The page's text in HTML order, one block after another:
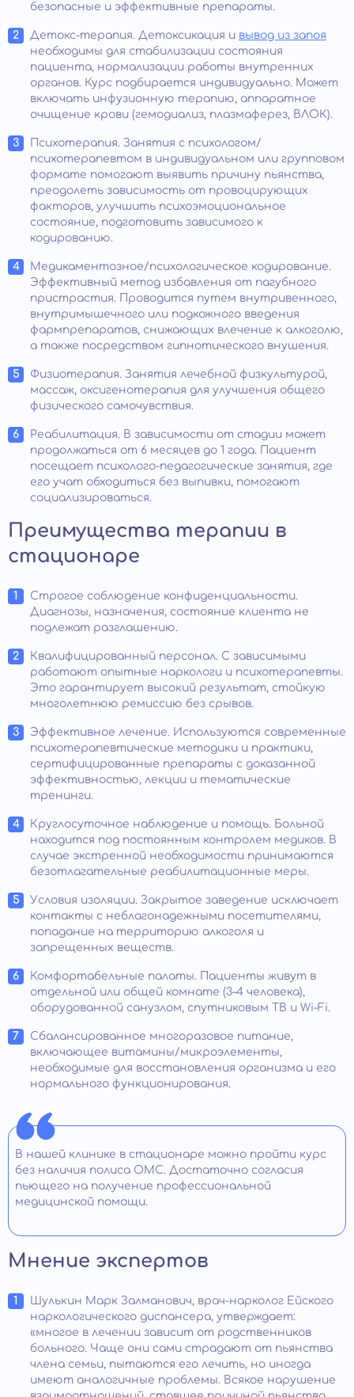
безопасные и эффективные препараты.
Детокс-терапия. Детоксикация и вывод из запоя
необходимы для стабилизации состояния
пациента, нормализации работы внутренних
органов. Курс подбирается индивидуально. Может
включать инфузионную терапию, аппаратное
очищение крови (гемодиализ, плазмаферез, ВЛОК).
Психотерапия. Занятия с психологом/
психотерапевтом в индивидуальном или групповом
формате помогают выявить причину пьянства,
преодолеть зависимость от провоцирующих
факторов, улучшить психоэмоциональное
состояние, подготовить зависимого к
кодированию.
Медикаментозное/психологическое кодирование.
Эффективный метод избавления от пагубного
пристрастия. Проводится путем внутривенного,
внутримышечного или подкожного введения
фармпрепаратов, снижающих влечение к алкоголю,
а также посредством гипнотического внушения.
Физиотерапия. Занятия лечебной физкультурой,
массаж, оксигенотерапия для улучшения общего
физического самочувствия.
Реабилитация. В зависимости от стадии может
продолжаться от 6 месяцев до 1 года. Пациент
посещает психолого-педагогические занятия, где
его учат обходиться без выпивки, помогают
социализироваться.
Преимущества терапии в
стационаре
Строгое соблюдение конфиденциальности.
Диагнозы, назначения, состояние клиента не
подлежат разглашению.
Квалифицированный персонал. С зависимыми
работают опытные наркологи и психотерапевты.
Это гарантирует высокий результат, стойкую
многолетнюю ремиссию без срывов.
Эффективное лечение. Используются современные
психотерапевтические методики и практики,
сертифицированные препараты с доказанной
эффективностью, лекции и тематические
тренинги.
Круглосуточное наблюдение и помощь. Больной
находится под постоянным контролем медиков. В
случае экстренной необходимости принимаются
безотлагательные реабилитационные меры.
Условия изоляции. Закрытое заведение исключает
контакты с неблагонадежными посетителями,
попадание на территорию алкоголя и
запрещенных веществ.
Комфортабельные палаты. Пациенты живут в
отдельной или общей комнате (3–4 человека),
оборудованной санузлом, спутниковым ТВ и Wi-Fi.
Сбалансированное многоразовое питание,
включающее витамины/микроэлементы,
необходимые для восстановления организма и его
нормального функционирования.
В нашей клинике в стационаре можно пройти курс
без наличия полиса ОМС. Достаточно согласия
пьющего на получение профессиональной
медицинской помощи.
Мнение экспертов
Шулькин Марк Залманович, врач-нарколог Ейского
наркологического диспансера, утверждает:
«многое в лечении зависит от родственников
больного. Чаще они сами страдают от пьянства
члена семьи, пытаются его лечить, но иногда
имеют аналогичные проблемы. Всякое нарушение